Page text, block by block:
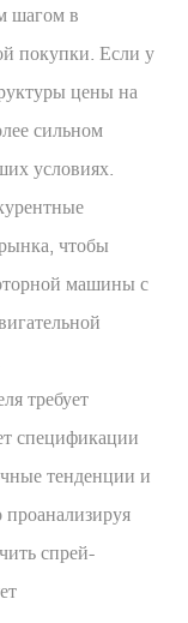
шагом в
покупки. Если у
цены на
сильном
условиях.
чтобы
машины с
требует
спецификации
тенденции и
спрей-